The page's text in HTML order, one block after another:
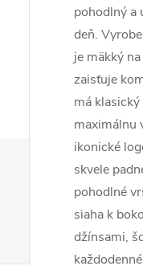
pohodlný a
deň.
je mäkký
zaisťuje
má
maximálnu
ikonické
skvele
pohodlné
siaha k
džínsami,